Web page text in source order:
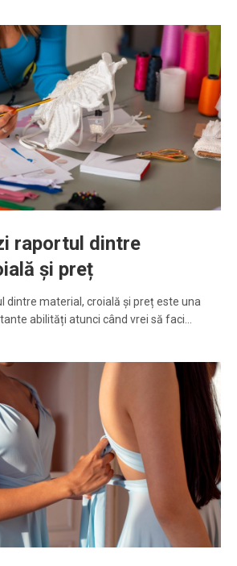
raportul dintre
și preț
dintre material, croială și preț este una
abilități atunci când vrei să faci…